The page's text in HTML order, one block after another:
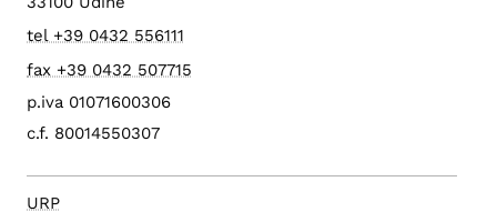
tel +39 0432 556111
fax +39 0432 507715
p.iva 01071600306
c.f. 80014550307
URP